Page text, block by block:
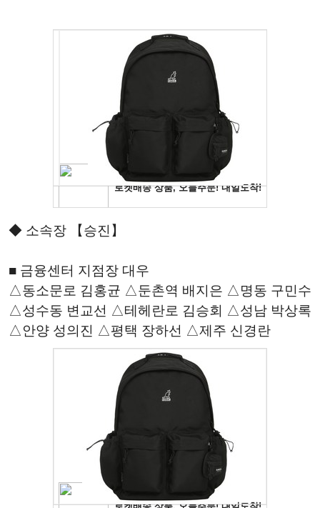
◆ 소속장 【승진】
■ 금융센터 지점장 대우
△동소문로 김홍균 △둔촌역 배지은 △명동 구민수
△성수동 변교선 △테헤란로 김승회 △성남 박상록
△안양 성의진 △평택 장하선 △제주 신경란